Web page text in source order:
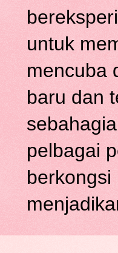
untuk
mencuba
baru dan
pelbagai